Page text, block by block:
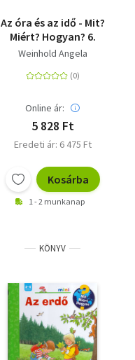
Az óra és az idő - Mit?
Miért? Hogyan? 6.
Weinhold Angela
Online ár:
5 828 Ft
Eredeti ár: 6 475 Ft
Kosárba
1 - 2 munkanap
KÖNYV